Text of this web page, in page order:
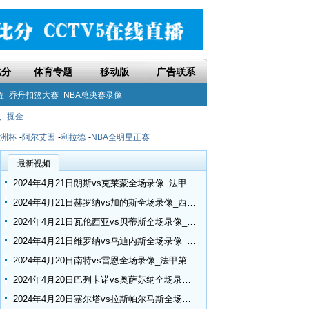
体育专题 移动版 广告联系
乔丹扣篮大赛 NBA总决赛录像
-掘金
杯 -阿尔艾因 -利拉德 -NBA全明星正赛
最新视频
2024年4月21日朗斯vs克莱蒙全场录像_法甲第30轮
2024年4月21日赫罗纳vs加的斯全场录像_西甲第32轮
2024年4月21日瓦伦西亚vs贝蒂斯全场录像_西甲第32轮
2024年4月21日维罗纳vs乌迪内斯全场录像_意甲第33轮
2024年4月20日南特vs雷恩全场录像_法甲第30轮
2024年4月20日巴列卡诺vs奥萨苏纳全场录像_西甲第32轮
2024年4月20日塞尔塔vs拉斯帕尔马斯全场录像_西甲第32轮